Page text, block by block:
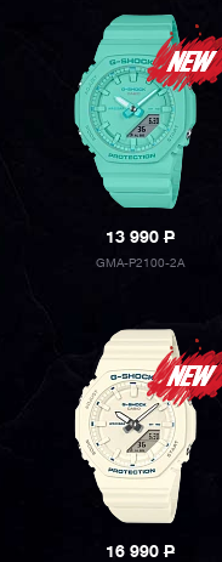
13 990P
GMA-P2100-2A
16 990P